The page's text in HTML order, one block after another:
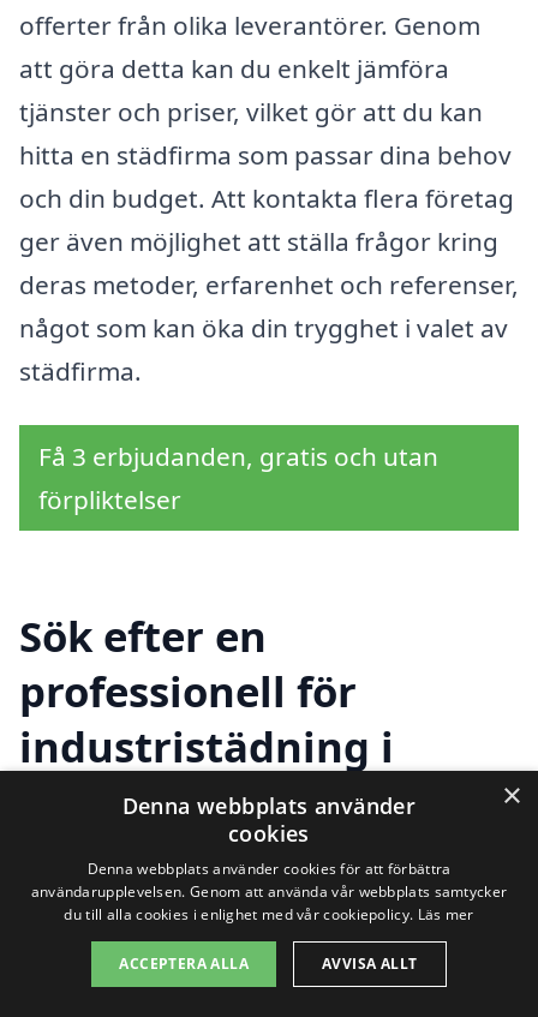
offerter från olika leverantörer. Genom
att göra detta kan du enkelt jämföra
tjänster och priser, vilket gör att du kan
hitta en städfirma som passar dina behov
och din budget. Att kontakta flera företag
ger även möjlighet att ställa frågor kring
deras metoder, erfarenhet och referenser,
något som kan öka din trygghet i valet av
städfirma.
Få 3 erbjudanden, gratis och utan
förpliktelser
Sök efter en
professionell för
industristädning i
andra städer nära
Ransta
Att hitta rätt företag förindustristädning
i Ranstakan vara avgörande för att
×
Denna webbplats använder
cookies
Denna webbplats använder cookies för att förbättra
användarupplevelsen. Genom att använda vår webbplats samtycker
du till alla cookies i enlighet med vår cookiepolicy. Läs mer
ACCEPTERA ALLA AVVISA ALLT